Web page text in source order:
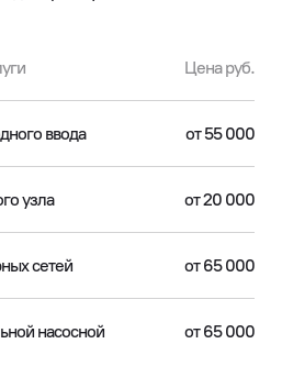
Цена руб.
ввода от 55 000
узла от 20 000
сетей от 65 000
насосной
от 65 000